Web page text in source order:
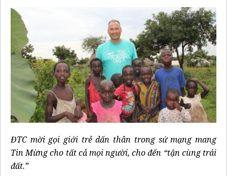
ĐTC mời gọi giới trẻ dấn thân trong sứ mạng mang
Tin Mừng cho tất cả mọi người, cho đến “tận cùng trái
đất.”